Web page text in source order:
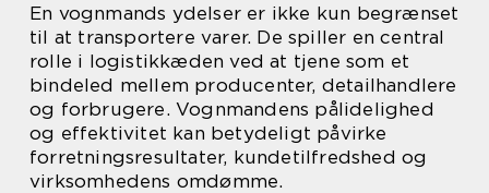
En vognmands ydelser er ikke kun begrænset
til at transportere varer. De spiller en central
rolle i logistikkæden ved at tjene som et
bindeled mellem producenter, detailhandlere
og forbrugere. Vognmandens pålidelighed
og effektivitet kan betydeligt påvirke
forretningsresultater, kundetilfredshed og
virksomhedens omdømme.